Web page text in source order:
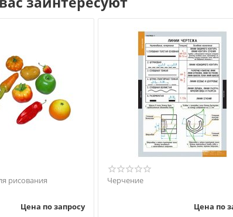
рисования
Цена по запросу
Черчение
Цена по